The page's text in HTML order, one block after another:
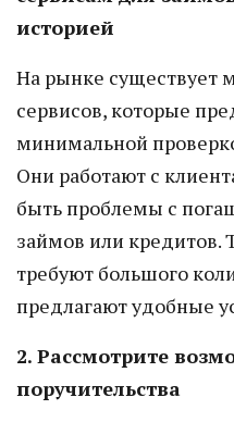
историей
На рынке существует
сервисов, которые
минимальной
Они работают с
быть проблемы с
займов или кредитов.
требуют большого
предлагают удобные
2. Рассмотрите
поручительства